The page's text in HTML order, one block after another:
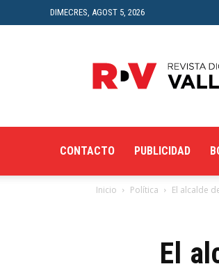
DIMECRES, AGOST 5, 2026
Digital
del
CONTACTO PUBLICIDAD
Inicio Política El alcalde
El